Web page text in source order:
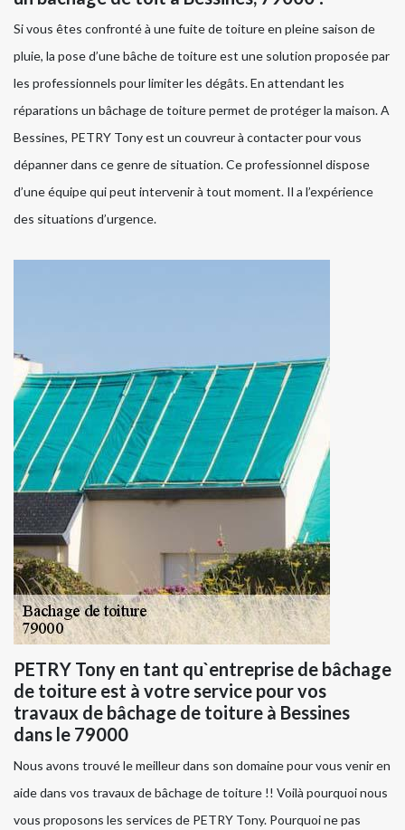
Si vous êtes confronté à une fuite de toiture en pleine saison de
pluie, la pose d’une bâche de toiture est une solution proposée par
les professionnels pour limiter les dégâts. En attendant les
réparations un bâchage de toiture permet de protéger la maison. A
Bessines, PETRY Tony est un couvreur à contacter pour vous
dépanner dans ce genre de situation. Ce professionnel dispose
d’une équipe qui peut intervenir à tout moment. Il a l’expérience
des situations d’urgence.
PETRY Tony en tant qu`entreprise de bâchage
de toiture est à votre service pour vos
travaux de bâchage de toiture à Bessines
dans le 79000
Nous avons trouvé le meilleur dans son domaine pour vous venir en
aide dans vos travaux de bâchage de toiture !! Voilà pourquoi nous
vous proposons les services de PETRY Tony. Pourquoi ne pas